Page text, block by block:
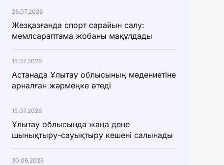
28.07.2026
Жезқазғанда спорт сарайын салу:
мемлсараптама жобаны мақұлдады
15.07.2026
Астанада Ұлытау облысының мәдениетіне
арналған жәрмеңке өтеді
15.07.2026
Ұлытау облысында жаңа дене
шынықтыру-сауықтыру кешені салынады
30.06.2026